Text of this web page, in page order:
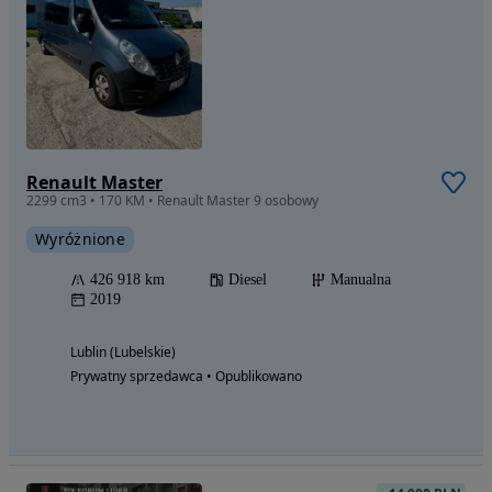
Renault Master
2299 cm3 • 170 KM • Renault Master 9 osobowy
Wyróżnione
426 918 km Diesel
Manualna
2019
Lublin (Lubelskie)
Prywatny sprzedawca • Opublikowano